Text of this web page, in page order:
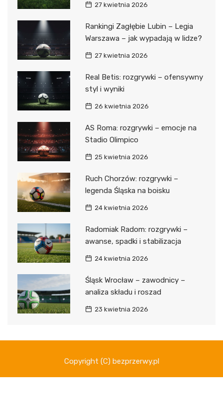
27 kwietnia 2026
Rankingi Zagłębie Lubin – Legia
Warszawa – jak wypadają w lidze?
27 kwietnia 2026
Real Betis: rozgrywki – ofensywny
styl i wyniki
26 kwietnia 2026
AS Roma: rozgrywki – emocje na
Stadio Olimpico
25 kwietnia 2026
Ruch Chorzów: rozgrywki –
legenda Śląska na boisku
24 kwietnia 2026
Radomiak Radom: rozgrywki –
awanse, spadki i stabilizacja
24 kwietnia 2026
Śląsk Wrocław – zawodnicy –
analiza składu i roszad
23 kwietnia 2026
Copyright (C) bezprzerwy.pl